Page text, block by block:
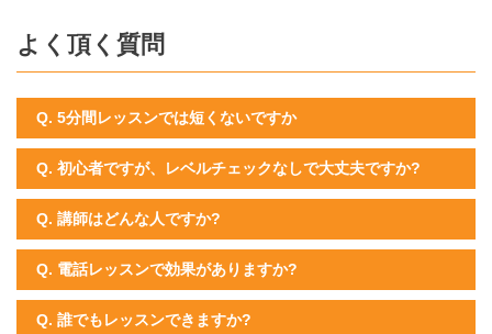
よく頂く質問
Q. 5分間レッスンでは短くないですか
Q. 初心者ですが、レベルチェックなしで大丈夫ですか?
Q. 講師はどんな人ですか?
Q. 電話レッスンで効果がありますか?
Q. 誰でもレッスンできますか?